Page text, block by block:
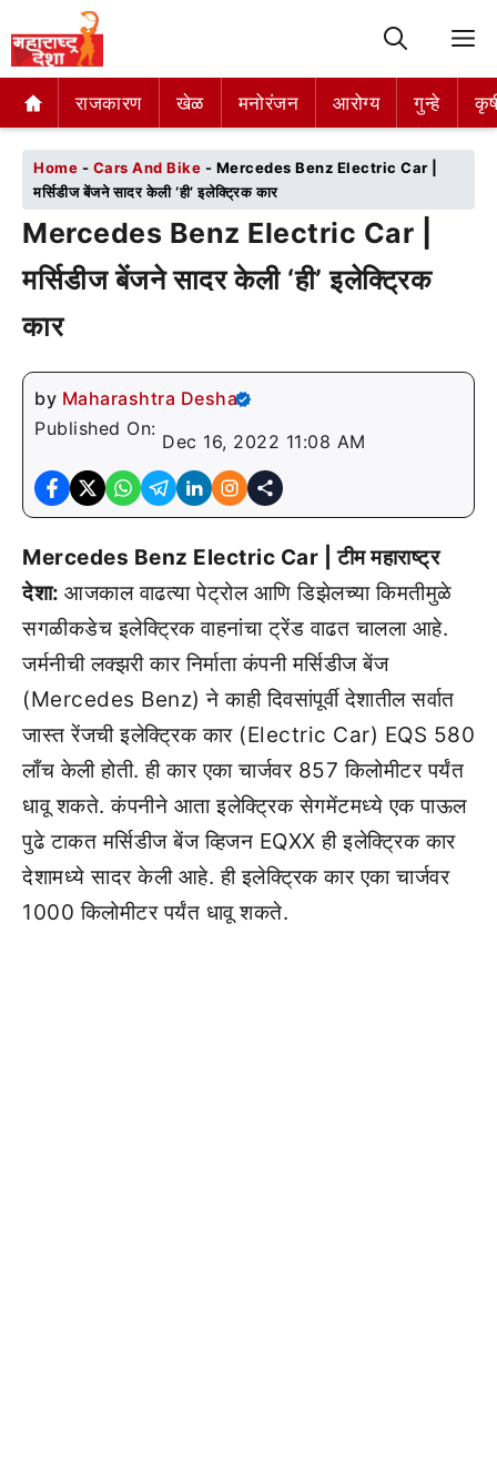
राजकारण खेळ मनोरंजन आरोग्य गुन्हे
राजकारण खेळ मनोरंजन आरोग्य गुन्हे
Home - Cars And Bike - Mercedes Benz Electric Car |
मर्सिडीज बेंजने सादर केली ‘ही’ इलेक्ट्रिक कार
Mercedes Benz Electric Car |
मर्सिडीज बेंजने सादर केली ‘ही’ इलेक्ट्रिक
कार
by Maharashtra Desha
Published On:
Dec 16, 2022 11:08 AM
Mercedes Benz Electric Car | टीम महाराष्ट्र
देशा: आजकाल वाढत्या पेट्रोल आणि डिझेलच्या किमतीमुळे
सगळीकडेच इलेक्ट्रिक वाहनांचा ट्रेंड वाढत चालला आहे.
जर्मनीची लक्झरी कार निर्माता कंपनी मर्सिडीज बेंज
(Mercedes Benz) ने काही दिवसांपूर्वी देशातील सर्वात
जास्त रेंजची इलेक्ट्रिक कार (Electric Car) EQS 580
लाँच केली होती. ही कार एका चार्जवर 857 किलोमीटर पर्यंत
धावू शकते. कंपनीने आता इलेक्ट्रिक सेगमेंटमध्ये एक पाऊल
पुढे टाकत मर्सिडीज बेंज व्हिजन EQXX ही इलेक्ट्रिक कार
देशामध्ये सादर केली आहे. ही इलेक्ट्रिक कार एका चार्जवर
1000 किलोमीटर पर्यंत धावू शकते.